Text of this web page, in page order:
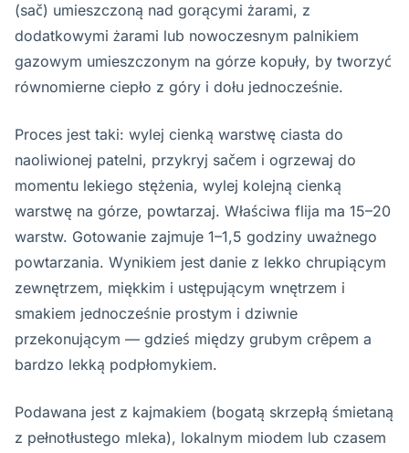
(sač) umieszczoną nad gorącymi żarami, z
dodatkowymi żarami lub nowoczesnym palnikiem
gazowym umieszczonym na górze kopuły, by tworzyć
równomierne ciepło z góry i dołu jednocześnie.
Proces jest taki: wylej cienką warstwę ciasta do
naoliwionej patelni, przykryj sačem i ogrzewaj do
momentu lekiego stężenia, wylej kolejną cienką
warstwę na górze, powtarzaj. Właściwa flija ma 15–20
warstw. Gotowanie zajmuje 1–1,5 godziny uważnego
powtarzania. Wynikiem jest danie z lekko chrupiącym
zewnętrzem, miękkim i ustępującym wnętrzem i
smakiem jednocześnie prostym i dziwnie
przekonującym — gdzieś między grubym crêpem a
bardzo lekką podpłomykiem.
Podawana jest z kajmakiem (bogatą skrzepłą śmietaną
z pełnotłustego mleka), lokalnym miodem lub czasem